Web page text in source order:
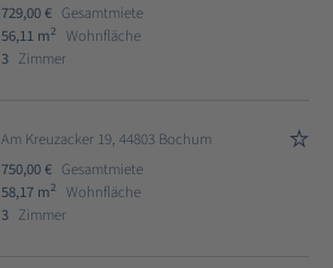
729,00 € Gesamtmiete
56,11 m2
Wohnfläche
3 Zimmer
Am Kreuzacker 19, 44803 Bochum
750,00 € Gesamtmiete
58,17 m2
Wohnfläche
3 Zimmer